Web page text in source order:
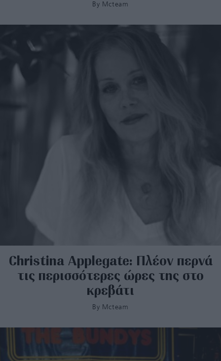
By Mcteam
Christina Applegate: Πλέον περνά
τις περισσότερες ώρες της στο
κρεβάτι
By Mcteam